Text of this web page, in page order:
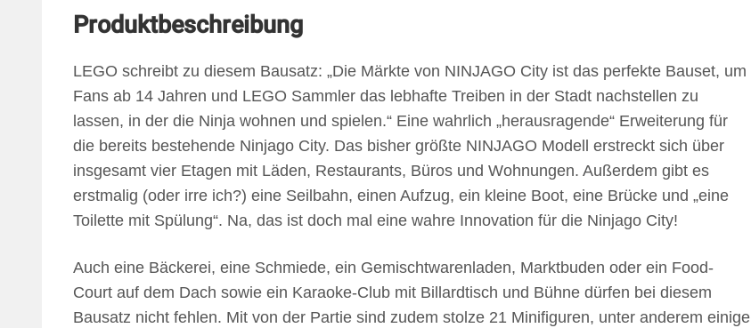
Produktbeschreibung
LEGO schreibt zu diesem Bausatz: „Die Märkte von NINJAGO City ist das perfekte Bauset, um
Fans ab 14 Jahren und LEGO Sammler das lebhafte Treiben in der Stadt nachstellen zu
lassen, in der die Ninja wohnen und spielen.“ Eine wahrlich „herausragende“ Erweiterung für
die bereits bestehende Ninjago City. Das bisher größte NINJAGO Modell erstreckt sich über
insgesamt vier Etagen mit Läden, Restaurants, Büros und Wohnungen. Außerdem gibt es
erstmalig (oder irre ich?) eine Seilbahn, einen Aufzug, ein kleine Boot, eine Brücke und „eine
Toilette mit Spülung“. Na, das ist doch mal eine wahre Innovation für die Ninjago City!
Auch eine Bäckerei, eine Schmiede, ein Gemischtwarenladen, Marktbuden oder ein Food-
Court auf dem Dach sowie ein Karaoke-Club mit Billardtisch und Bühne dürfen bei diesem
Bausatz nicht fehlen. Mit von der Partie sind zudem stolze 21 Minifiguren, unter anderem einige